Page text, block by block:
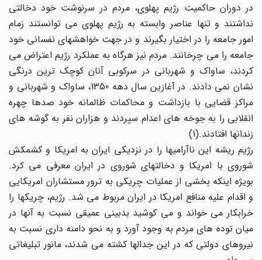
در دوران حاکمیت رژیم پهلوی، مردم در سرنوشت خود دخالتی
نداشتند و تنها عناصر وابسته به رژیم پهلوی می توانستند زمام
امور جامعه را در اختیار بگیرند و در جهت خواهشهای نفسانی خود
جامعه را می چرخانند. مردم نیز هرگاه به عملکرد رژیم اعتراض می
کردند، ساواک و شهربانی در سرکوبی آنان کوچک ترین درنگی
نشان نمی دادند. در آغازین سال دهه 1350، ساواک و شهربانی و
مراکز قضایی با بازداشت و محاکمات ظالمانه خود صدها چهره
انقلابی را به جوخه های اعدام سپردند و هزاران نفر به گوشه های
زندانها افتادند.(1)
رژیم ریشه این ناآرامیها را در نزدیکی ایران به امریکا و کشمکش
شوروی با امریکا و دخالتهای شوروی در ایران معرفی می کرد.
بویژه اینکه بخشی از عملیات چریکی به ترور مستشاران امریکایی
و اقدام علیه منافع امریکا در ایران مربوط می شد. رژیم، چریکها را
خرابکار می خواند و می کوشید بدبینی عمیقی نسبت به آنها در
میان توده های مردم به وجود آورد و به نحو دامنه داری نسبت به
نیروهای دولتی که در این جدالها کشته می شدند، مانور تبلیغاتی